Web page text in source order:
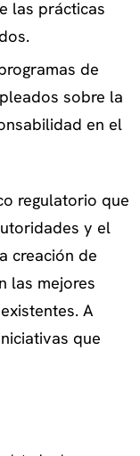
las prácticas
de
sobre la
en el
regulatorio que
y el
creación de
las mejores
A
que